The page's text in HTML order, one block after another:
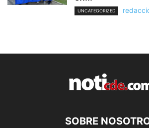
UNCATEGORIZED
SOBRE